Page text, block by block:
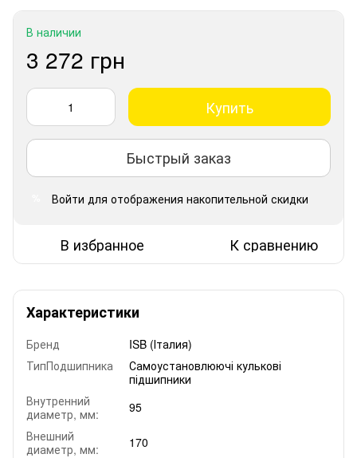
В наличии
3 272 грн
Купить
Быстрый заказ
Войти для отображения накопительной скидки
В избранное К сравнению
Характеристики
Бренд
ISB (Італия)
ТипПодшипника
Самоустановлюючі кулькові
підшипники
Внутренний
диаметр, мм:
95
Внешний
диаметр, мм:
170